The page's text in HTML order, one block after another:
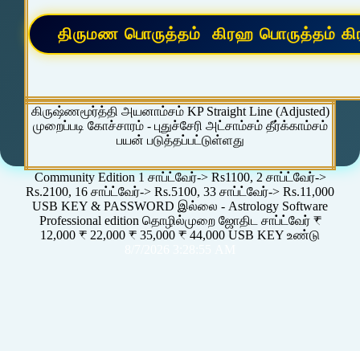
கிருஷ்ணமூர்த்தி அயனாம்சம் KP Straight Line (Adjusted)
முறைப்படி கோச்சாரம் - புதுச்சேரி அட்சாம்சம் தீர்க்காம்சம்
பயன் படுத்தப்பட்டுள்ளது
Community Edition 1 சாப்ட்வேர்-> Rs1100, 2 சாப்ட்வேர்->
Rs.2100, 16 சாப்ட்வேர்-> Rs.5100, 33 சாப்ட்வேர்-> Rs.11,000
USB KEY & PASSWORD இல்லை - Astrology Software
Professional edition தொழில்முறை ஜோதிட சாப்ட்வேர் ₹
12,000 ₹ 22,000 ₹ 35,000 ₹ 44,000 USB KEY உண்டு